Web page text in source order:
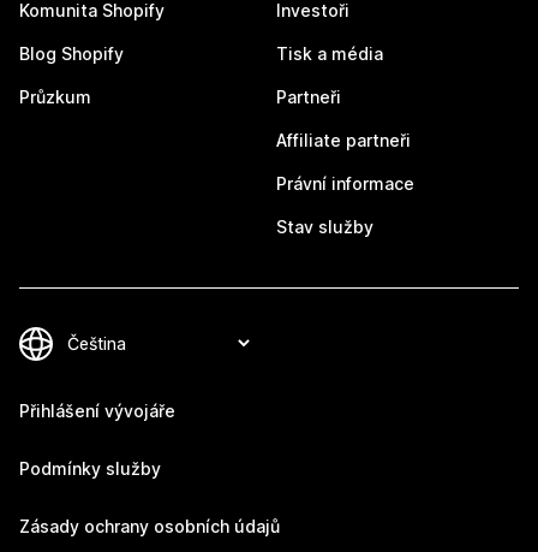
Komunita Shopify
Blog Shopify
Průzkum
Investoři
Tisk a média
Partneři
Affiliate partneři
Právní informace
Stav služby
Přihlášení vývojáře
Podmínky služby
Zásady ochrany osobních údajů